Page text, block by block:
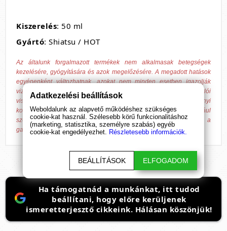
Kiszerelés: 50 ml
Gyártó: Shiatsu / HOT
Az általunk forgalmazott termékek nem alkalmasak betegségek
kezelésére, gyógyítására és azok megelőzésére. A megadott hatások
egyénenként változhatnak, azokat nem minden esetben igazolják
vizsgálatok, csak tájékoztató jellegűek, hagyományokon és vásárlói
visszajelzéseken alapulnak! A Bende Online Média Kft. valamennyi
kommunikációs felületén tiszteletben tartja a fentiek jogforrásául
szolgáló 37/2004. (IV. 26.) ESzCsM rendeletben írtakat, továbbá a
gazdasági versenyhivatali előírásokat.
Ha támogatnád a munkánkat, itt tudod
beállítani, hogy előre kerüljenek
ismeretterjesztő cikkeink. Hálásan köszönjük!
Adatkezelési beállítások
Weboldalunk az alapvető működéshez szükséges
cookie-kat használ. Szélesebb körű funkcionalitáshoz
(marketing, statisztika, személyre szabás) egyéb
cookie-kat engedélyezhet. Részletesebb információk.
BEÁLLÍTÁSOK ELFOGADOM